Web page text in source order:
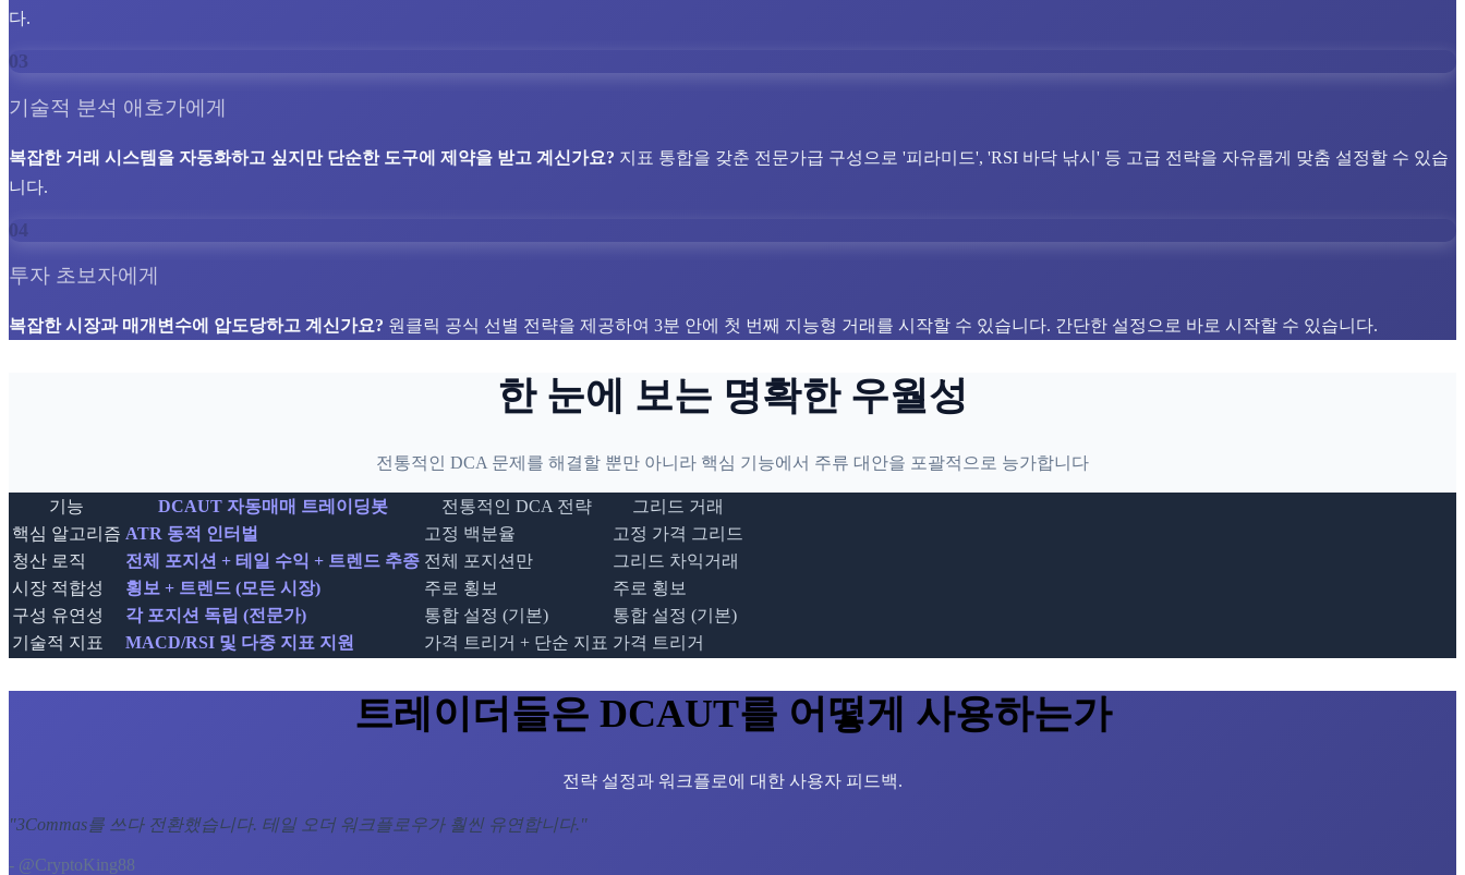
다.
03
기술적 분석 애호가에게
복잡한 거래 시스템을 자동화하고 싶지만 단순한 도구에 제약을 받고 계신가요? 지표 통합을 갖춘 전문가급 구성으로 '피라미드', 'RSI 바닥 낚시' 등 고급 전략을 자유롭게 맞춤 설정할 수 있습
니다.
04
투자 초보자에게
복잡한 시장과 매개변수에 압도당하고 계신가요? 원클릭 공식 선별 전략을 제공하여 3분 안에 첫 번째 지능형 거래를 시작할 수 있습니다. 간단한 설정으로 바로 시작할 수 있습니다.
한 눈에 보는 명확한 우월성
전통적인 DCA 문제를 해결할 뿐만 아니라 핵심 기능에서 주류 대안을 포괄적으로 능가합니다
기능 DCAUT 자동매매 트레이딩봇 전통적인 DCA 전략
그리드 거래
핵심 알고리즘 ATR 동적 인터벌 고정 백분율
고정 가격 그리드
청산 로직
전체 포지션 + 테일 수익 + 트렌드 추종 전체 포지션만
그리드 차익거래
시장 적합성
횡보 + 트렌드 (모든 시장) 주로 횡보
주로 횡보
구성 유연성
각 포지션 독립 (전문가) 통합 설정 (기본)
통합 설정 (기본)
기술적 지표
MACD/RSI 및 다중 지표 지원 가격 트리거 + 단순 지표 가격 트리거
트레이더들은 DCAUT를 어떻게 사용하는가
전략 설정과 워크플로에 대한 사용자 피드백.
"3Commas를 쓰다 전환했습니다. 테일 오더 워크플로우가 훨씬 유연합니다."
- @CryptoKing88